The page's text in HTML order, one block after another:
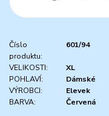
Číslo
produktu:
601/94
VELIKOSTI:
XL
POHLAVÍ:
Dámské
VÝROBCI:
Elevek
BARVA:
Červená